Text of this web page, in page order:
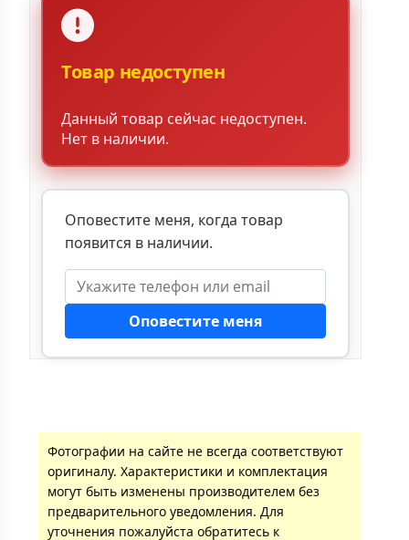
Товар недоступен
Данный товар сейчас недоступен.
Нет в наличии.
Оповестите меня, когда товар
появится в наличии.
Оповестите меня
Фотографии на сайте не всегда соответствуют
оригиналу. Характеристики и комплектация
могут быть изменены производителем без
предварительного уведомления. Для
уточнения пожалуйста обратитесь к